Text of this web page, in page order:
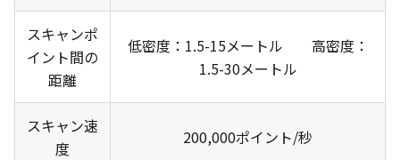
スキャンポ
イント間の
距離
低密度：1.5-15メートル 高密度：
1.5-30メートル
スキャン速
度
200,000ポイント/秒